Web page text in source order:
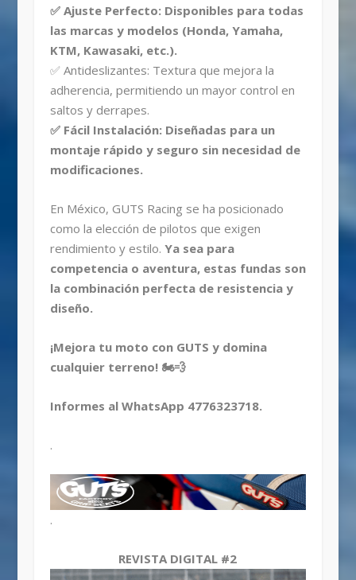
✅ Ajuste Perfecto: Disponibles para todas
las marcas y modelos (Honda, Yamaha,
KTM, Kawasaki, etc.).
✅ Antideslizantes: Textura que mejora la
adherencia, permitiendo un mayor control en
saltos y derrapes.
✅ Fácil Instalación: Diseñadas para un
montaje rápido y seguro sin necesidad de
modificaciones.
En México, GUTS Racing se ha posicionado
como la elección de pilotos que exigen
rendimiento y estilo. Ya sea para
competencia o aventura, estas fundas son
la combinación perfecta de resistencia y
diseño.
¡Mejora tu moto con GUTS y domina
cualquier terreno! 🏍️💨
Informes al WhatsApp 4776323718.
.
.
REVISTA DIGITAL #2